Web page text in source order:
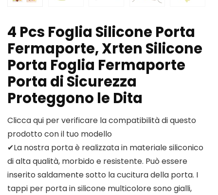
4 Pcs Foglia Silicone Porta
Fermaporte, Xrten Silicone
Porta Foglia Fermaporte
Porta di Sicurezza
Proteggono le Dita
Clicca qui per verificare la compatibilità di questo
prodotto con il tuo modello
✔La nostra porta è realizzata in materiale siliconico
di alta qualità, morbido e resistente. Può essere
inserito saldamente sotto la cucitura della porta. I
tappi per porta in silicone multicolore sono gialli,